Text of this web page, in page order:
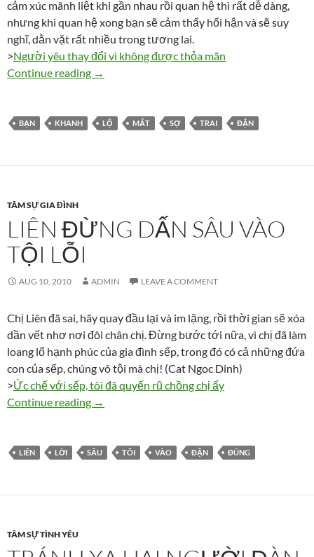
cảm xúc mãnh liệt khi gần nhau rồi quan hệ thì rất dễ dàng,
nhưng khi quan hệ xong bạn sẽ cảm thấy hối hận và sẽ suy
nghĩ, dằn vặt rất nhiều trong tương lai.
>Người yêu thay đổi vì không được thỏa mãn
Continue reading Bạn trai Lan dần lộ mặt Sở Khanh
→
BẠN KHANH LỘ MẤT SỢ TRAI ĐẬN
TÂM SỰ GIA ĐÌNH
LIÊN ĐỪNG DẤN SÂU VÀO
TỘI LỖI
AUG 10, 2010 ADMIN LEAVE A COMMENT
Chị Liên đã sai, hãy quay đầu lại và im lặng, rồi thời gian sẽ xóa
dần vết nhơ nơi đôi chân chị. Đừng bước tới nữa, vì chị đã làm
loang lổ hạnh phúc của gia đình sếp, trong đó có cả những đứa
con của sếp, chúng vô tội mà chị! (Cat Ngoc Dinh)
>Ức chế với sếp, tôi đã quyến rũ chồng chị ấy
Continue reading Liên đừng dấn sâu vào tội lỗi
→
LIÊN LỜI SÂU TÔI VÀO ĐẬN ĐÚNG
TÂM SỰ TÌNH YÊU